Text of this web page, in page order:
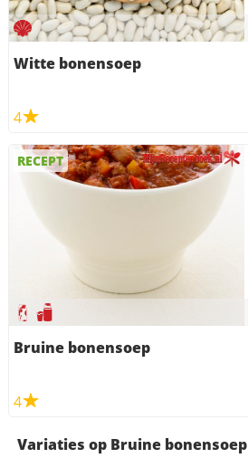
Witte bonensoep
4
RECEPT
Bruine bonensoep
4
Variaties op Bruine bonensoep